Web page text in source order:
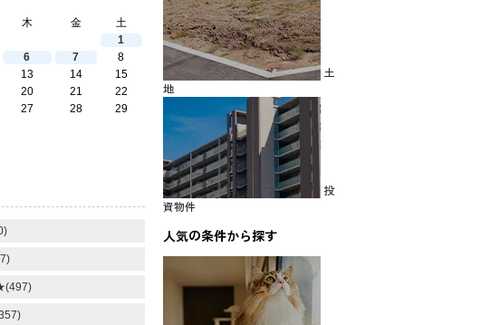
木 金
土
1
6 7
8
13 14
15
20 21
22
27 28
29
土
地
投
資物件
人気の条件から探す